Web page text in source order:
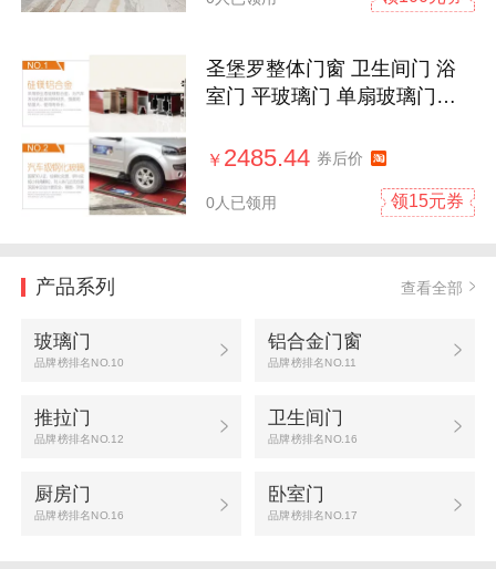
圣堡罗整体门窗 卫生间门 浴
室门 平玻璃门 单扇玻璃门
￥ 2485.44 券后价
0人已领用 领15元券
产品系列 查看全部
玻璃门
品牌榜排名NO.10
铝合金门窗
品牌榜排名NO.11
推拉门
品牌榜排名NO.12
卫生间门
品牌榜排名NO.16
厨房门
品牌榜排名NO.16
卧室门
品牌榜排名NO.17